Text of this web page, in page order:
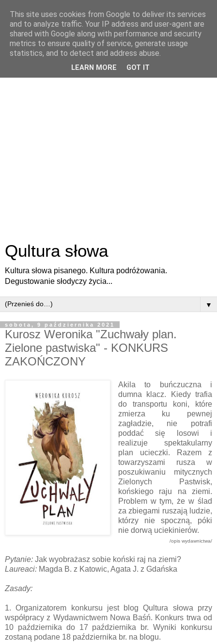
Qultura słowa
Kultura słowa pisanego. Kultura podróżowania.
Degustowanie słodyczy życia...
▼
sobota, 9 października 2021
Kurosz Weronika "Zuchwały plan.
Zielone pastwiska" - KONKURS
ZAKOŃCZONY
Akila to buńczuczna i
dumna klacz. Kiedy trafia
do transportu koni, które
zmierza ku pewnej
zagładzie, nie potrafi
poddać się losowi i
realizuje spektakularny
plan ucieczki. Razem z
towarzyszami rusza w
poszukiwaniu mitycznych
Zielonych Pastwisk,
końskiego raju na ziemi.
Problem w tym, że w ślad
za zbiegami ruszają ludzie,
którzy nie spoczną, póki
nie dorwą uciekinierów.
/opis wydawnictwa/
Pytanie: Jak wyobrażasz sobie koński raj na ziemi?
Laureaci: Magda B. z Katowic, Agata J. z Gdańska
Zasady:
1. Organizatorem konkursu jest blog Qultura słowa przy
współpracy z Wydawnictwem Nowa Baśń. Konkurs trwa od
10 października do 17 października br. Wyniki konkursu
zostaną podane 18 października br. na blogu.
This site uses cookies from Google to deliver its services
and to analyze traffic. Your IP address and user-agent are
shared with Google along with performance and security
metrics to ensure quality of service, generate usage
statistics, and to detect and address abuse.
LEARN MORE GOT IT